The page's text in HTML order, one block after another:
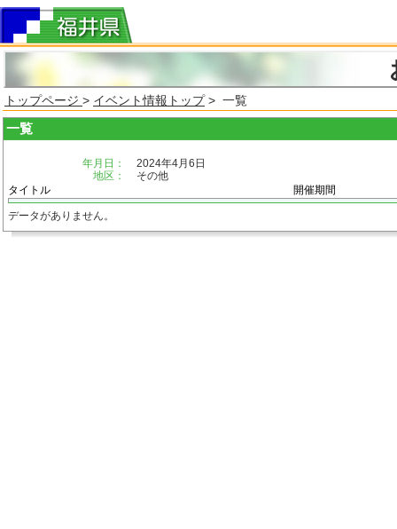
トップページ > イベント情報トップ> 一覧
一覧
年月日：
2024年4月6日
地区：
その他
タイトル
開催期間
データがありません。